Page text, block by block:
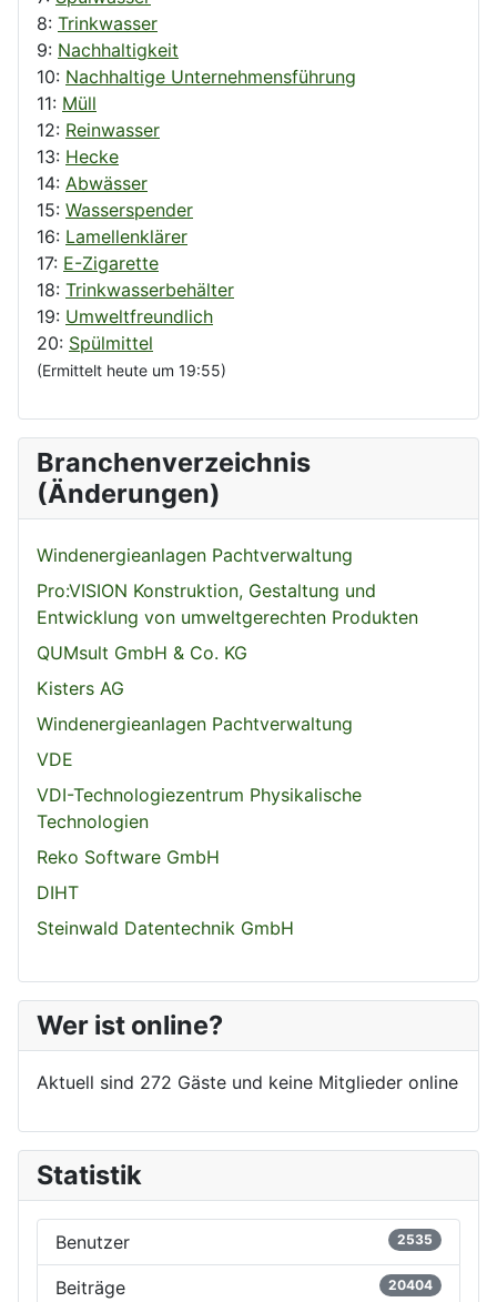
8: Trinkwasser
9: Nachhaltigkeit
10: Nachhaltige Unternehmensführung
11: Müll
12: Reinwasser
13: Hecke
14: Abwässer
15: Wasserspender
16: Lamellenklärer
17: E-Zigarette
18: Trinkwasserbehälter
19: Umweltfreundlich
20: Spülmittel
(Ermittelt heute um 19:55)
Branchenverzeichnis
(Änderungen)
Windenergieanlagen Pachtverwaltung
Pro:VISION Konstruktion, Gestaltung und
Entwicklung von umweltgerechten Produkten
QUMsult GmbH & Co. KG
Kisters AG
Windenergieanlagen Pachtverwaltung
VDE
VDI-Technologiezentrum Physikalische
Technologien
Reko Software GmbH
DIHT
Steinwald Datentechnik GmbH
Wer ist online?
Aktuell sind 272 Gäste und keine Mitglieder online
Statistik
Benutzer 2535
Beiträge 20404